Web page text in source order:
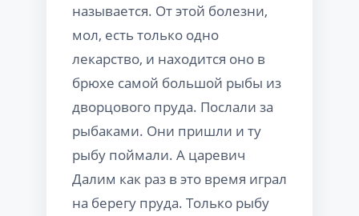
называется. От этой болезни,
мол, есть только одно
лекарство, и находится оно в
брюхе самой большой рыбы из
дворцового пруда. Послали за
рыбаками. Они пришли и ту
рыбу поймали. А царевич
Далим как раз в это время играл
на берегу пруда. Только рыбу